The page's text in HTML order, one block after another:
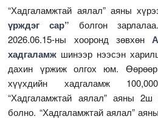
“Хадгаламжтай аялал” аяны
үрждэг сар” болгон
2026.06.15-ны хооронд зөвхөн
хадгаламж шинээр нээсэн
дахин үржиж олгох юм.
хүүхдийн хадгаламж
“Хадгаламжтай аялал” аяны
болно. “Хадгаламжтай аялал”